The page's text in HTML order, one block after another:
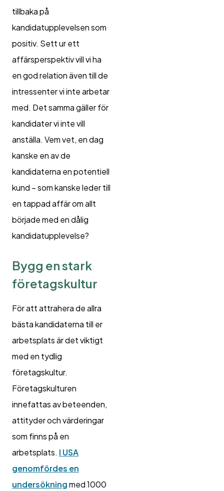
tillbaka på
kandidatupplevelsen som
positiv. Sett ur ett
affärsperspektiv vill vi ha
en god relation även till de
intressenter vi inte arbetar
med. Det samma gäller för
kandidater vi inte vill
anställa. Vem vet, en dag
kanske en av de
kandidaterna en potentiell
kund – som kanske leder till
en tappad affär om allt
började med en dålig
kandidatupplevelse?
Bygg en stark
företagskultur
För att attrahera de allra
bästa kandidaterna till er
arbetsplats är det viktigt
med en tydlig
företagskultur.
Företagskulturen
innefattas av beteenden,
attityder och värderingar
som finns på en
arbetsplats. I USA
genomfördes en
undersökningmed 1000